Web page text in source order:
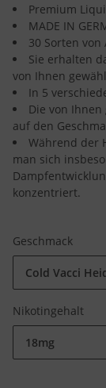
Premium
MADE IN
30 Sorten
Sie erhalten
von Ihnen
In 5
Die von
auf den
Während der
man sich
konzentriert.
Geschmack
Cold Vacci
Nikotingehalt
18mg